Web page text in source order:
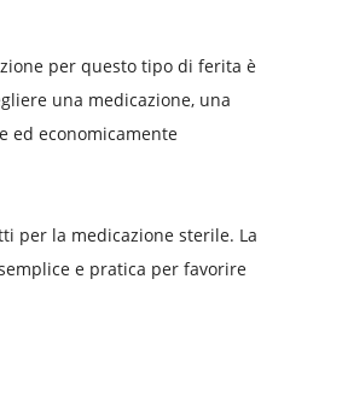
per questo tipo di ferita è
una medicazione, una
ed economicamente
per la medicazione sterile. La
e pratica per favorire